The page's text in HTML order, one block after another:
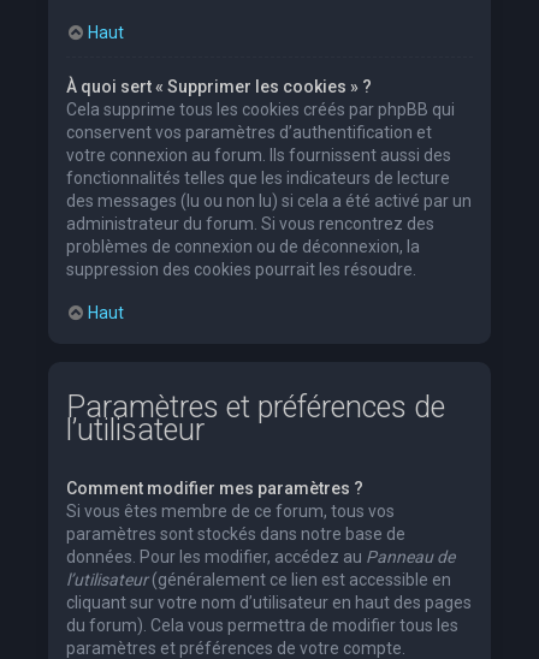
Haut
À quoi sert « Supprimer les cookies » ?
Cela supprime tous les cookies créés par phpBB qui
conservent vos paramètres d’authentification et
votre connexion au forum. Ils fournissent aussi des
fonctionnalités telles que les indicateurs de lecture
des messages (lu ou non lu) si cela a été activé par un
administrateur du forum. Si vous rencontrez des
problèmes de connexion ou de déconnexion, la
suppression des cookies pourrait les résoudre.
Haut
Paramètres et préférences de
l’utilisateur
Comment modifier mes paramètres ?
Si vous êtes membre de ce forum, tous vos
paramètres sont stockés dans notre base de
données. Pour les modifier, accédez au Panneau de
l’utilisateur(généralement ce lien est accessible en
cliquant sur votre nom d’utilisateur en haut des pages
du forum). Cela vous permettra de modifier tous les
paramètres et préférences de votre compte.